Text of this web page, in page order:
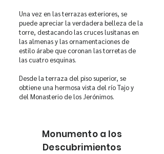
Una vez en las terrazas exteriores, se
puede apreciar la verdadera belleza de la
torre, destacando las cruces lusitanas en
las almenas y las ornamentaciones de
estilo árabe que coronan las torretas de
las cuatro esquinas.
Desde la terraza del piso superior, se
obtiene una hermosa vista del río Tajo y
del Monasterio de los Jerónimos.
Monumento a los
Descubrimientos